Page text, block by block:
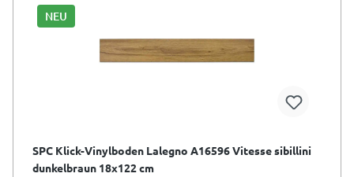
NEU
SPC Klick-Vinylboden Lalegno A16596 Vitesse sibillini
dunkelbraun 18x122 cm